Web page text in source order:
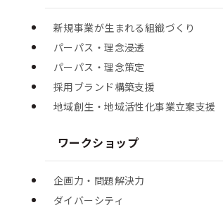
新規事業が生まれる組織づくり
パーパス・理念浸透
パーパス・理念策定
採用ブランド構築支援
地域創生・地域活性化事業立案支援
ワークショップ
企画力・問題解決力
ダイバーシティ